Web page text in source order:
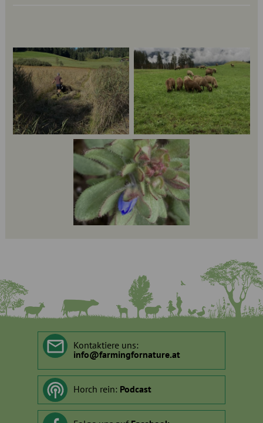
Kontaktiere uns:
info@farmingfornature.at
Horch rein: Podcast